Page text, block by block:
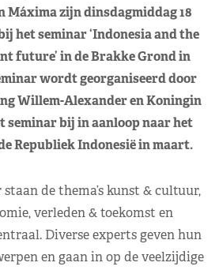
Máxima zijn dinsdagmiddag 18
het seminar ‘Indonesia and the
future’ in de Brakke Grond in
wordt georganiseerd door
Willem-Alexander en Koningin
seminar bij in aanloop naar het
Republiek Indonesië in maart.
de thema’s kunst & cultuur,
verleden & toekomst en
Diverse experts geven hun
en gaan in op de veelzijdige